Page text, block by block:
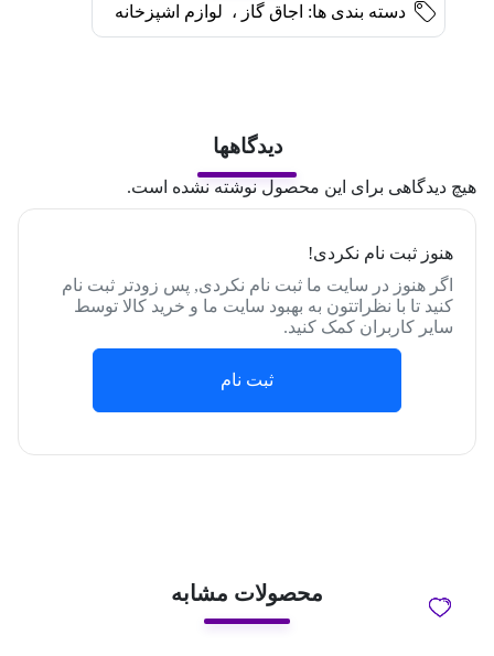
دسته بندی ها: اجاق گاز ، لوازم اشپزخانه
دیدگاهها
هیچ دیدگاهی برای این محصول نوشته نشده است.
هنوز ثبت نام نکردی!
اگر هنوز در سایت ما ثبت نام نکردی, پس زودتر ثبت نام
کنید تا با نظراتتون به بهبود سایت ما و خرید کالا توسط
سایر کاربران کمک کنید.
ثبت نام
محصولات مشابه